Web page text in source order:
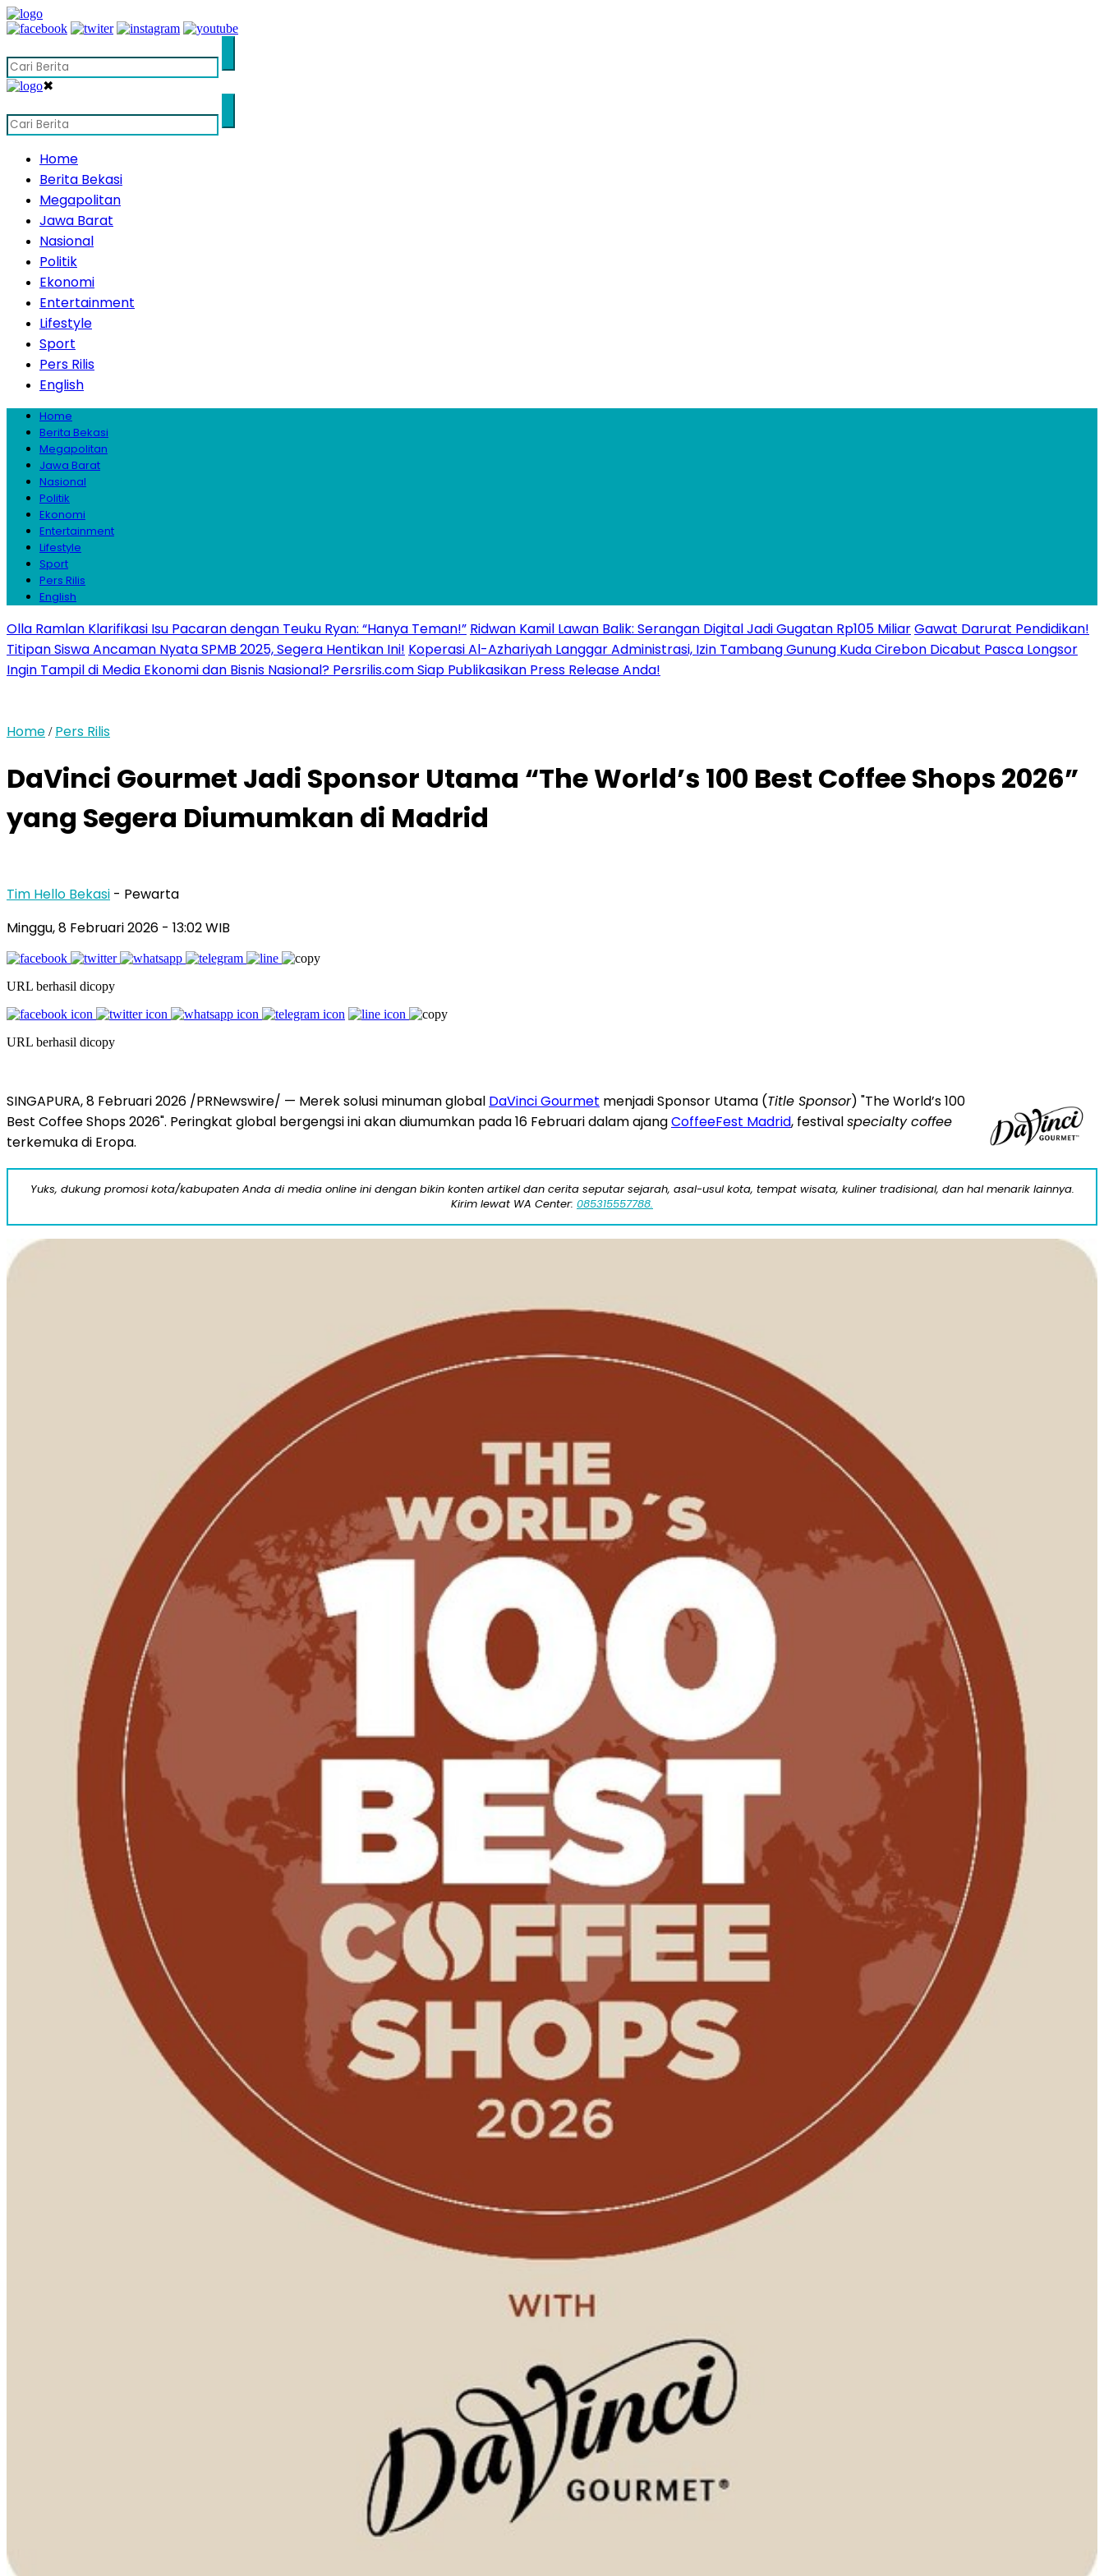
✖
Home
Berita Bekasi
Megapolitan
Jawa Barat
Nasional
Politik
Ekonomi
Entertainment
Lifestyle
Sport
Pers Rilis
English
Home
Berita Bekasi
Megapolitan
Jawa Barat
Nasional
Politik
Ekonomi
Entertainment
Lifestyle
Sport
Pers Rilis
English
Olla Ramlan Klarifikasi Isu Pacaran dengan Teuku Ryan: “Hanya Teman!” Ridwan Kamil Lawan Balik: Serangan Digital Jadi Gugatan Rp105 MiliarGawat Darurat Pendidikan!
Titipan Siswa Ancaman Nyata SPMB 2025, Segera Hentikan Ini! Koperasi Al-Azhariyah Langgar Administrasi, Izin Tambang Gunung Kuda Cirebon Dicabut Pasca Longsor
Ingin Tampil di Media Ekonomi dan Bisnis Nasional? Persrilis.com Siap Publikasikan Press Release Anda!
Home / Pers Rilis
DaVinci Gourmet Jadi Sponsor Utama “The World’s 100 Best Coffee Shops 2026”
yang Segera Diumumkan di Madrid
Tim Hello Bekasi - Pewarta
Minggu, 8 Februari 2026 - 13:02 WIB
URL berhasil dicopy
URL berhasil dicopy
SINGAPURA, 8 Februari 2026 /PRNewswire/ — Merek solusi minuman global DaVinci Gourmet menjadi Sponsor Utama (Title Sponsor) "The World’s 100
Best Coffee Shops 2026". Peringkat global bergengsi ini akan diumumkan pada 16 Februari dalam ajangCoffeeFest Madrid, festivalspecialty coffee
terkemuka di Eropa.
Yuks, dukung promosi kota/kabupaten Anda di media online ini dengan bikin konten artikel dan cerita seputar sejarah, asal-usul kota, tempat wisata, kuliner tradisional, dan hal menarik lainnya.
Kirim lewat WA Center: 085315557788.